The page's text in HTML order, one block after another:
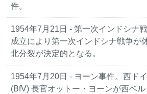
件。
1954年7月21日 - 第一次インドシナ
成立により第一次インドシナ戦争が
北分裂が決定的となる。
1954年7月20日 - ヨーン事件。西ド
(BfV) 長官オットー・ヨーンが西ベ